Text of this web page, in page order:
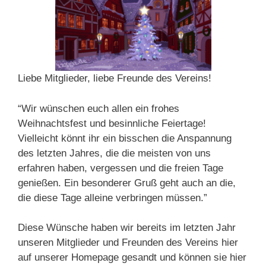
Liebe Mitglieder, liebe Freunde des Vereins!
“Wir wünschen euch allen ein frohes
Weihnachtsfest und besinnliche Feiertage!
Vielleicht könnt ihr ein bisschen die Anspannung
des letzten Jahres, die die meisten von uns
erfahren haben, vergessen und die freien Tage
genießen. Ein besonderer Gruß geht auch an die,
die diese Tage alleine verbringen müssen.”
Diese Wünsche haben wir bereits im letzten Jahr
unseren Mitglieder und Freunden des Vereins hier
auf unserer Homepage gesandt und können sie hier